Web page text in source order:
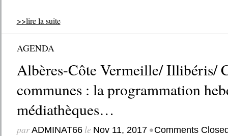
>>lire la suite
AGENDA
Albères-Côte Vermeille/ Illibéris/
communes : la programmation
médiathèques…
par ADMINAT66le Nov 11, 2017 •Comments